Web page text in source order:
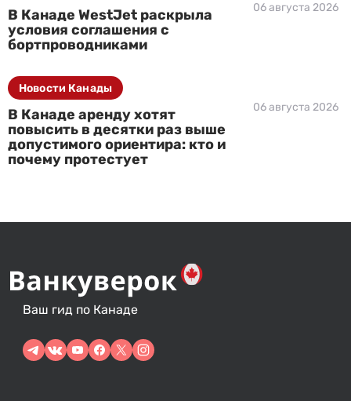
В Канаде WestJet раскрыла
условия соглашения с
бортпроводниками
06 августа 2026
В Канаде аренду хотят
повысить в десятки раз выше
допустимого ориентира: кто и
почему протестует
06 августа 2026
Новости Канады
Ваш гид по Канаде